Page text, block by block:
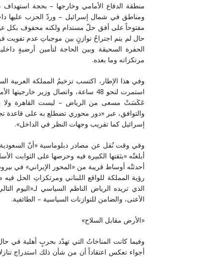
منطقة الدفاع الأمامي وخارجها – بحجة
ومناطق في شمال إسرائيل – وردّ الحزب عليها
مفتوحاً على أفق حلّ مستدام ولكنه محفوف بكل
حال لم يتم اجتراحُ توازنٍ بين موجباتِ عدم تفويت
الحفرة السحيقة وبين الحاجة لتأمين أرضيةٍ
مرتكزاته وما بعده.
وفي هذا الإطار، اكتسب تزخيمُ المملكة العربية
استمرت لنحو 48 ساعة، واتصال وزير
عَكَسَتْ مسعى من الرياض – ليست القاهرة ولا
والتوافق، عبر «دور محوري تضطلع به على قاعدة
إسرائيل كما تقريب وجهات النظر في الداخل».
وفي وقت نُقل عن مصادر دبلوماسية «أنّ
أبلغتْه «بثقتها الكبيرة فيه وحرصها على الثوابت
أحدثتْه أوساط قريبة من «المحور الإيراني» في
رؤية المملكة للواقع اللبناني ومرتكزاتِ الحل
الذي تريده الرياض الناظم السياسي لـ«اليوم
الأعتى، والضامن للتوازنات السياسية – الطائفية.
«الأرض مقابل السلاح»
وفيما كانت المناخاتُ التي تهدّد بحربٍ أهلية في
أجواء تعكس اعتقاداً أن من شأن ذلك استدراج